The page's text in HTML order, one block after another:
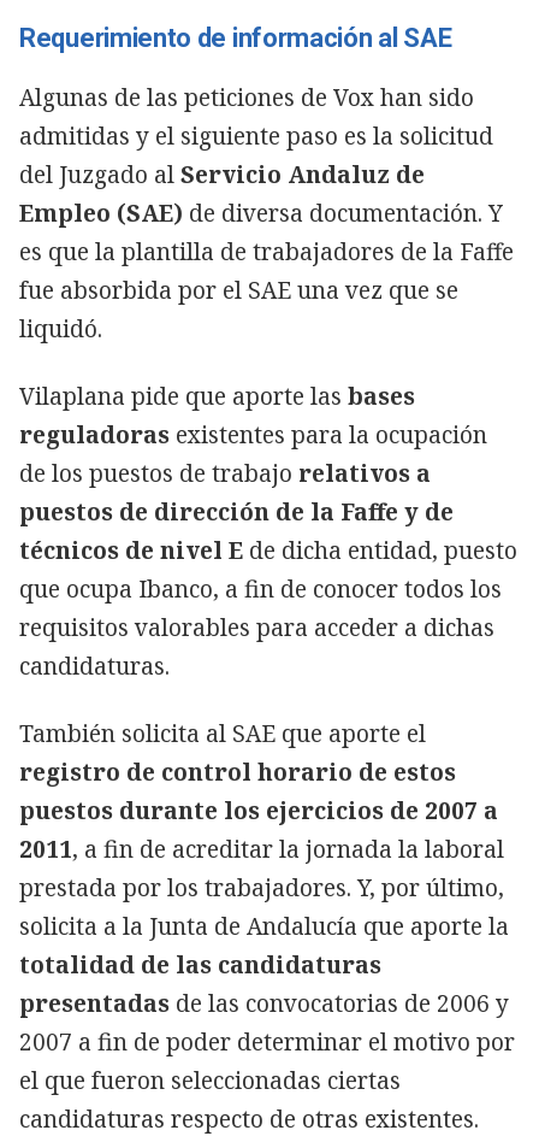
Requerimiento de información al SAE
Algunas de las peticiones de Vox han sido
admitidas y el siguiente paso es la solicitud
del Juzgado alServicio Andaluz de
Empleo (SAE) de diversa documentación. Y
es que la plantilla de trabajadores de la Faffe
fue absorbida por el SAE una vez que se
liquidó.
Vilaplana pide que aporte las bases
reguladoras existentes para la ocupación
de los puestos de trabajo relativos a
puestos de dirección de la Faffe y de
técnicos de nivel E de dicha entidad, puesto
que ocupa Ibanco, a fin de conocer todos los
requisitos valorables para acceder a dichas
candidaturas.
También solicita al SAE que aporte el
registro de control horario de estos
puestos durante los ejercicios de 2007 a
2011, a fin de acreditar la jornada la laboral
prestada por los trabajadores. Y, por último,
solicita a la Junta de Andalucía que aporte la
totalidad de las candidaturas
presentadas de las convocatorias de 2006 y
2007 a fin de poder determinar el motivo por
el que fueron seleccionadas ciertas
candidaturas respecto de otras existentes.